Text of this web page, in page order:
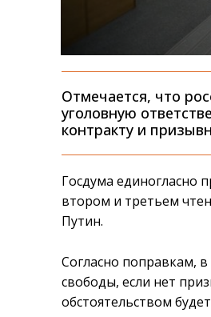
Отмечается, что
уголовную
контракту и
Госдума единогласно
втором и третьем
Путин.
Согласно поправкам,
свободы, если нет
обстоятельством